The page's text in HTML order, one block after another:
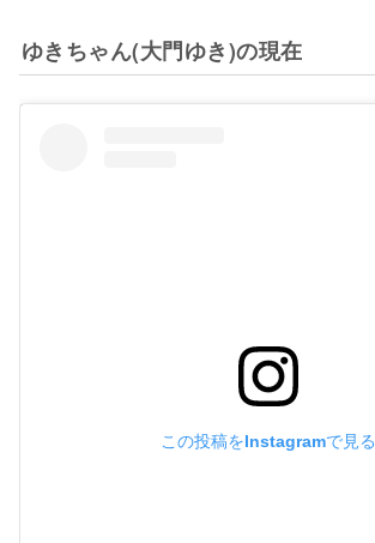
ゆきちゃん(大門ゆき)の現在
この投稿をInstagramで見る